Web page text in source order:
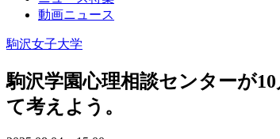
動画ニュース
駒沢女子大学
駒沢学園心理相談センターが
て考えよう。